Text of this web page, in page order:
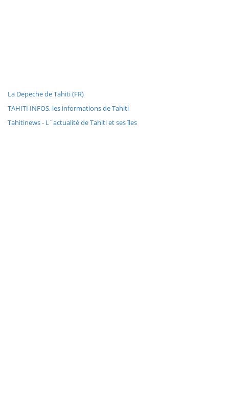
La Depeche de Tahiti (FR)
TAHITI INFOS, les informations de Tahiti
Tahitinews - L´actualité de Tahiti et ses îles